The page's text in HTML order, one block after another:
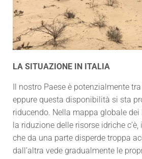
LA SITUAZIONE IN ITALIA
Il nostro Paese è potenzialmente tra
eppure questa disponibilità si sta
riducendo. Nella mappa globale
la riduzione delle risorse idriche
che da una parte disperde troppa
dall’altra vede gradualmente le